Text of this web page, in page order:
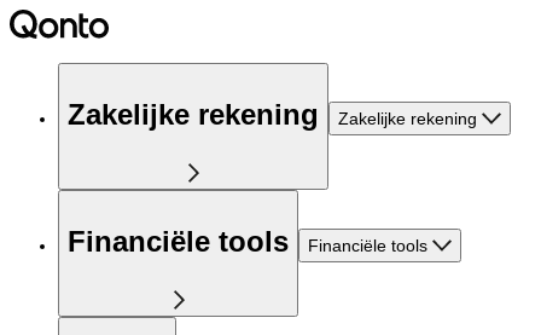
Zakelijke rekening Zakelijke rekening
Financiële tools Financiële tools